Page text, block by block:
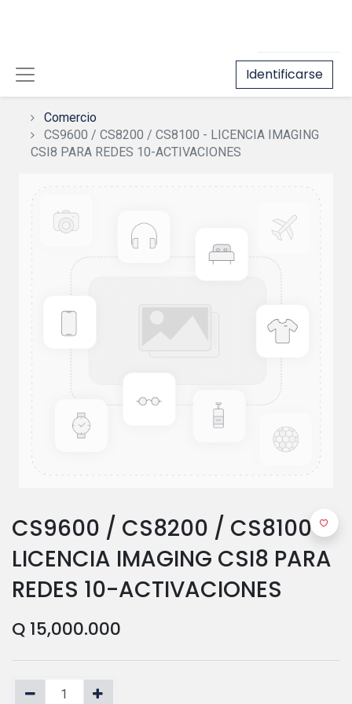
Identificarse
Comercio
CS9600 / CS8200 / CS8100 - LICENCIA IMAGING
CSI8 PARA REDES 10-ACTIVACIONES
CS9600 / CS8200 / CS8100 -
LICENCIA IMAGING CSI8 PARA
REDES 10-ACTIVACIONES
Q 15,000.000